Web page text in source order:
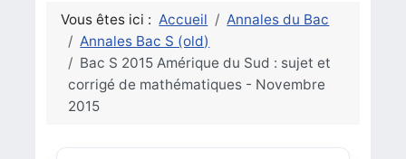
Vous êtes ici : Accueil
Annales du Bac
Annales Bac S (old)
Bac S 2015 Amérique du Sud : sujet et
corrigé de mathématiques - Novembre
2015